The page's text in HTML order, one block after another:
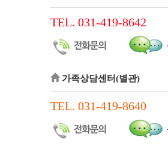
TEL. 031-419-8642
가족상담센터(별관)
TEL. 031-419-8640